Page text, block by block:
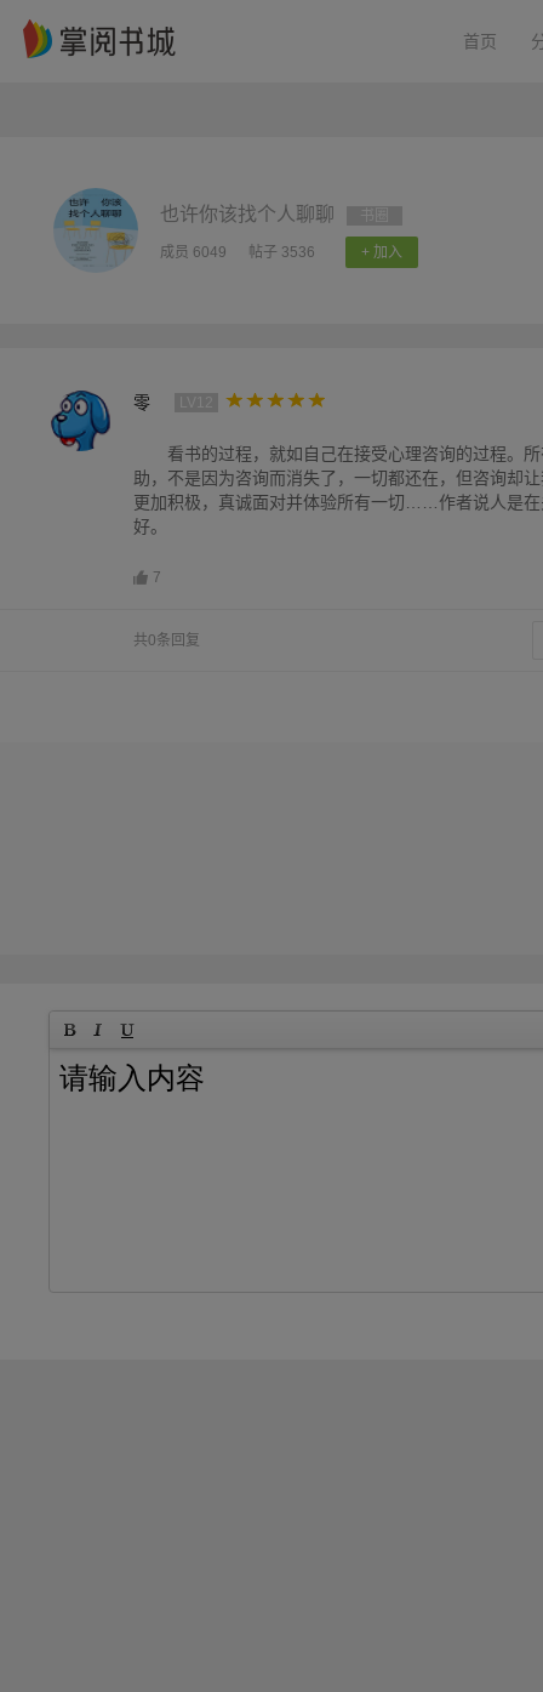
首页
也许你该找个人聊聊
成员 6049 帖子 3536 + 加入
零
看书的过程，就如自己在接受心理咨询的过程。
助，不是因为咨询而消失了，一切都还在，但咨询却
更加积极，真诚面对并体验所有一切……作者说人是
好。
7
共0条回复